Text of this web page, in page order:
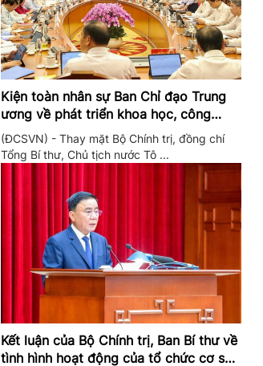
Kiện toàn nhân sự Ban Chỉ đạo Trung
ương về phát triển khoa học, công
nghệ, đổi mới sáng tạo và chuyển đổi
số
(ĐCSVN) - Thay mặt Bộ Chính trị, đồng chí
Tổng Bí thư, Chủ tịch nước Tô ...
Kết luận của Bộ Chính trị, Ban Bí thư về
tình hình hoạt động của tổ chức cơ sở